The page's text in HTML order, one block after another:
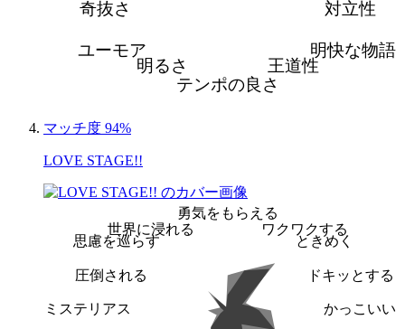
対立性
明快な物語
王道性
テンポの良さ
明るさ
ユーモア
奇抜さ
マッチ度 94%
LOVE STAGE!!
勇気をもらえる
ワクワクする
ときめく
ドキッとする
かっこいい
ミステリアス
圧倒される
思慮を巡らす
世界に浸れる